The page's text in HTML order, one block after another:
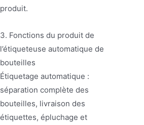
produit.
3. Fonctions du produit de
l’étiqueteuse automatique de
bouteilles
Étiquetage automatique :
séparation complète des
bouteilles, livraison des
étiquettes, épluchage et